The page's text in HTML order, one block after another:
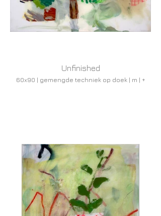
Unfinished
60x90 | gemengde techniek op doek | m | +